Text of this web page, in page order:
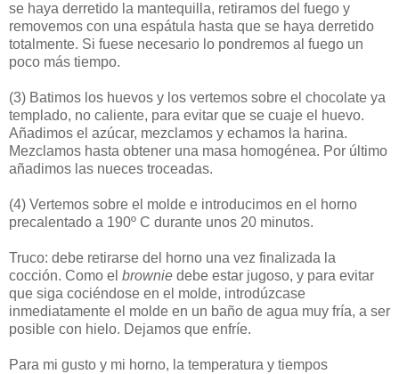
se haya derretido la mantequilla, retiramos del fuego y
removemos con una espátula hasta que se haya derretido
totalmente. Si fuese necesario lo pondremos al fuego un
poco más tiempo.
(3) Batimos los huevos y los vertemos sobre el chocolate ya
templado, no caliente, para evitar que se cuaje el huevo.
Añadimos el azúcar, mezclamos y echamos la harina.
Mezclamos hasta obtener una masa homogénea. Por último
añadimos las nueces troceadas.
(4) Vertemos sobre el molde e introducimos en el horno
precalentado a 190º C durante unos 20 minutos.
Truco: debe retirarse del horno una vez finalizada la
cocción. Como el brownie debe estar jugoso, y para evitar
que siga cociéndose en el molde, introdúzcase
inmediatamente el molde en un baño de agua muy fría, a ser
posible con hielo. Dejamos que enfríe.
Para mi gusto y mi horno, la temperatura y tiempos